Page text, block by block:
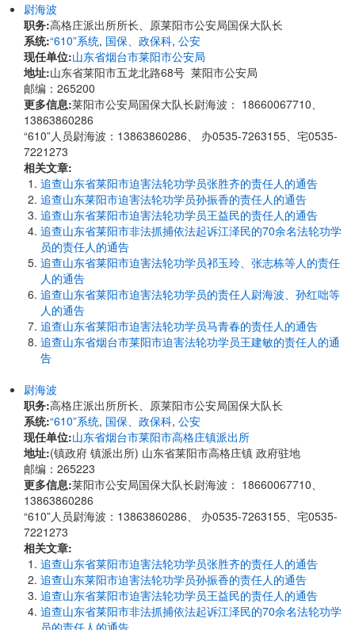
尉海波
职务:高格庄派出所所长、原莱阳市公安局国保大队长
系统:“610”系统, 国保、政保科, 公安
现任单位:山东省烟台市莱阳市公安局
地址:山东省莱阳市五龙北路68号 莱阳市公安局
邮编：265200
更多信息:莱阳市公安局国保大队长尉海波： 18660067710、
13863860286
“610”人员尉海波：13863860286、 办0535-7263155、宅0535-
7221273
相关文章:
追查山东省莱阳市迫害法轮功学员张胜齐的责任人的通告
追查山东莱阳市迫害法轮功学员孙振香的责任人的通告
追查山东省莱阳市迫害法轮功学员王益民的责任人的通告
追查山东省莱阳市非法抓捕依法起诉江泽民的70余名法轮功学
员的责任人的通告
追查山东省莱阳市迫害法轮功学员祁玉玲、张志栋等人的责任
人的通告
追查山东省莱阳市迫害法轮功学员的责任人尉海波、孙红咄等
人的通告
追查山东省莱阳市迫害法轮功学员马青春的责任人的通告
追查山东省烟台市莱阳市迫害法轮功学员王建敏的责任人的通
告
尉海波
职务:高格庄派出所所长、原莱阳市公安局国保大队长
系统:“610”系统, 国保、政保科, 公安
现任单位:山东省烟台市莱阳市高格庄镇派出所
地址:(镇政府 镇派出所) 山东省莱阳市高格庄镇 政府驻地
邮编：265223
更多信息:莱阳市公安局国保大队长尉海波： 18660067710、
13863860286
“610”人员尉海波：13863860286、 办0535-7263155、宅0535-
7221273
相关文章:
追查山东省莱阳市迫害法轮功学员张胜齐的责任人的通告
追查山东莱阳市迫害法轮功学员孙振香的责任人的通告
追查山东省莱阳市迫害法轮功学员王益民的责任人的通告
追查山东省莱阳市非法抓捕依法起诉江泽民的70余名法轮功学
员的责任人的通告